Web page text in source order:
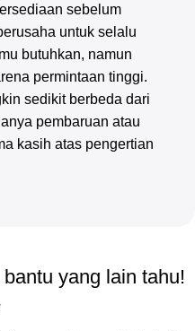
sebelum
untuk selalu
butuhkan, namun
permintaan tinggi.
sedikit berbeda dari
pembaruan atau
kasih atas pengertian
yang lain tahu!